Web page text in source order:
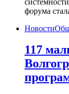
форума
117